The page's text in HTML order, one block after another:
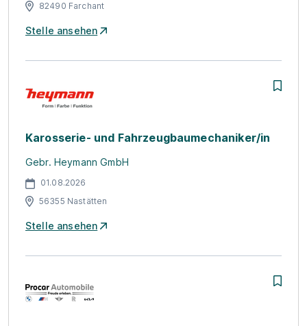
82490 Farchant
Stelle ansehen
Karosserie- und Fahrzeugbaumechaniker/in
Gebr. Heymann GmbH
01.08.2026
56355 Nastätten
Stelle ansehen